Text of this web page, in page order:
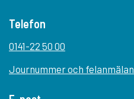
Telefon
0141-22 50 00
Journummer och felanmälan